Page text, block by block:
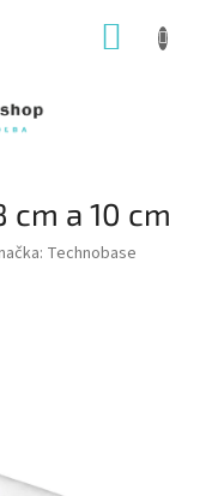
cm a 10 cm
Technobase